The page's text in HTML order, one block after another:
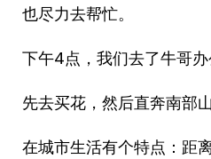
也尽力去帮忙。
下午4点，我们去了牛哥办
先去买花，然后直奔南部山
在城市生活有个特点：距